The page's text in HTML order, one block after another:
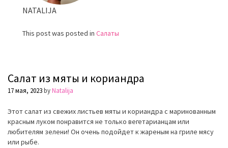
NATALIJA
This post was posted in Салаты
Салат из мяты и кориандра
17 мая, 2023byNatalija
Этот салат из свежих листьев мяты и кориандра с маринованным
красным луком понравится не только вегетарианцам или
любителям зелени! Он очень подойдет к жареным на гриле мясу
или рыбе.